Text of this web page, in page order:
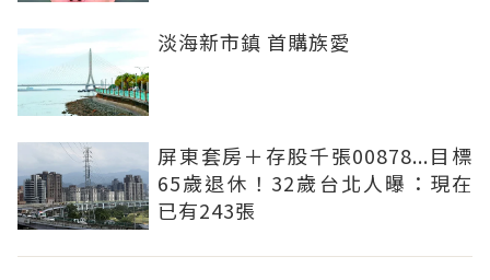
淡海新市鎮 首購族愛
屏東套房＋存股千張00878...目標
65歲退休！32歲台北人曝：現在
已有243張